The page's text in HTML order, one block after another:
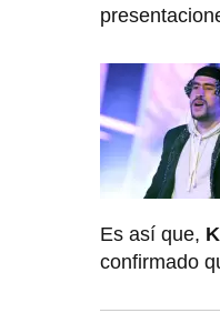
Es así que,
confirmado